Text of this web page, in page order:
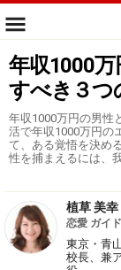
年収1000
すべき３つ
年収1000万円の男性
活で年収1000万円の
て、ある覚悟を決め
性を捕まえるには、
植草 美幸
恋愛 ガイド
東京・青
校長、兼